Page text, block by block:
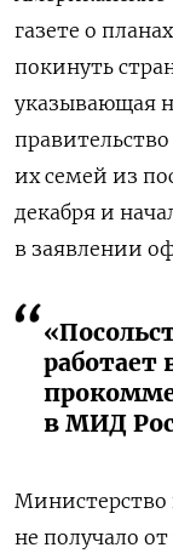
газете о
покинуть
указывающая
их семей из
декабря и
в заявлении
в МИД
Министерство
не получало